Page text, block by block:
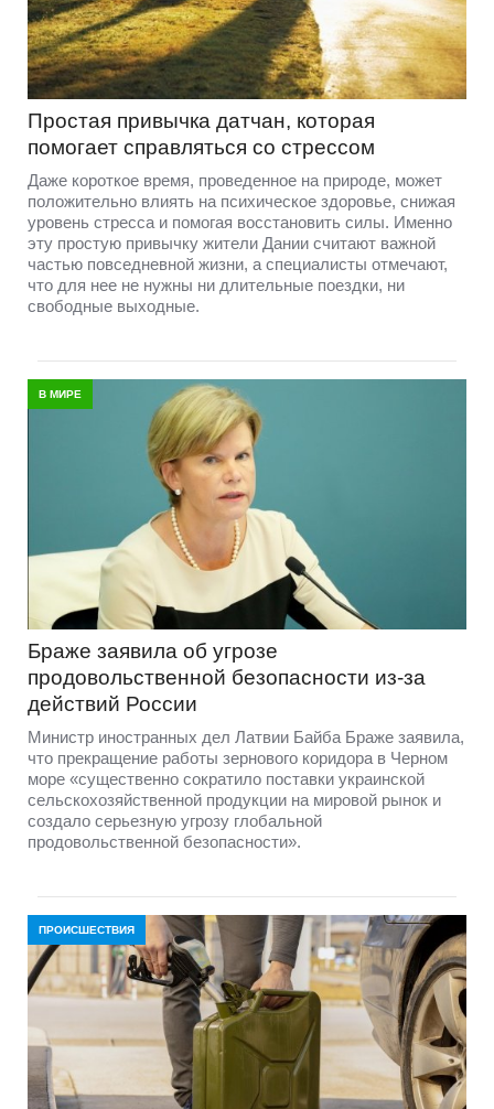
Простая привычка датчан, которая
помогает справляться со стрессом
Даже короткое время, проведенное на природе, может
положительно влиять на психическое здоровье, снижая
уровень стресса и помогая восстановить силы. Именно
эту простую привычку жители Дании считают важной
частью повседневной жизни, а специалисты отмечают,
что для нее не нужны ни длительные поездки, ни
свободные выходные.
В МИРЕ
Браже заявила об угрозе
продовольственной безопасности из-за
действий России
Министр иностранных дел Латвии Байба Браже заявила,
что прекращение работы зернового коридора в Черном
море «существенно сократило поставки украинской
сельскохозяйственной продукции на мировой рынок и
создало серьезную угрозу глобальной
продовольственной безопасности».
ПРОИСШЕСТВИЯ